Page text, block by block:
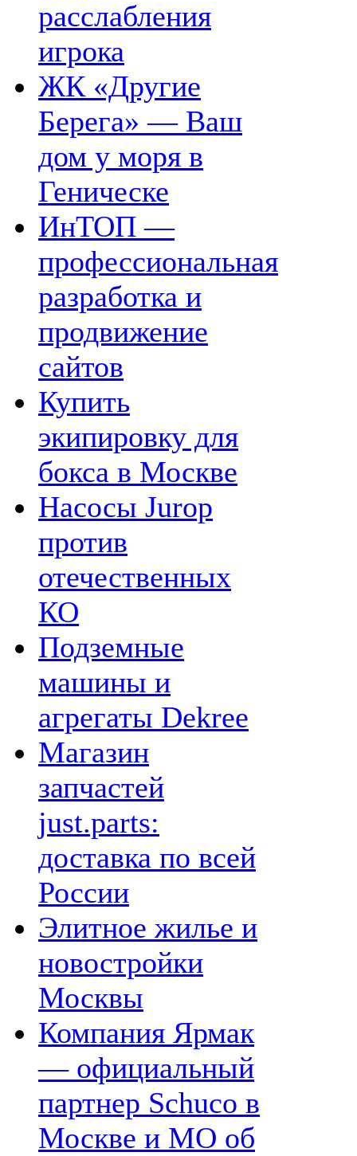
расслабления
игрока
ЖК «Другие
Берега» — Ваш
дом у моря в
Геническе
ИнТОП —
профессиональная
разработка и
продвижение
сайтов
Купить
экипировку для
бокса в Москве
Насосы Jurop
против
отечественных
КО
Подземные
машины и
агрегаты Dekree
Магазин
запчастей
just.parts:
доставка по всей
России
Элитное жилье и
новостройки
Москвы
Компания Ярмак
— официальный
партнер Schuco в
Москве и МО об